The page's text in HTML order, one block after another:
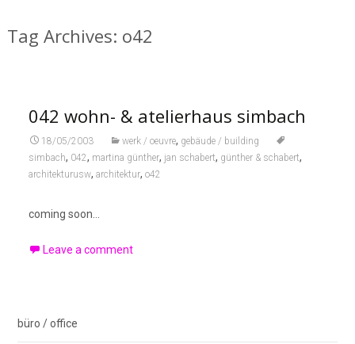
Tag Archives: o42
042 wohn- & atelierhaus simbach
18/05/2003 werk / oeuvre, gebäude / building
simbach, 042, martina günther, jan schabert, günther & schabert,
architekturusw, architektur, o42
coming soon…
Leave a comment
büro / office